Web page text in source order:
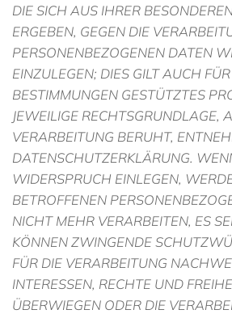
DIE SICH AUS IHRER
ERGEBEN, GEGEN DIE
PERSONENBEZOGENEN DATEN
EINZULEGEN; DIES GILT AUCH
BESTIMMUNGEN GESTÜTZTES
JEWEILIGE RECHTSGRUNDLAGE,
VERARBEITUNG BERUHT,
DATENSCHUTZERKLÄRUNG.
WIDERSPRUCH EINLEGEN,
BETROFFENEN
NICHT MEHR VERARBEITEN, ES
KÖNNEN ZWINGENDE
FÜR DIE VERARBEITUNG
INTERESSEN, RECHTE UND
ÜBERWIEGEN ODER DIE